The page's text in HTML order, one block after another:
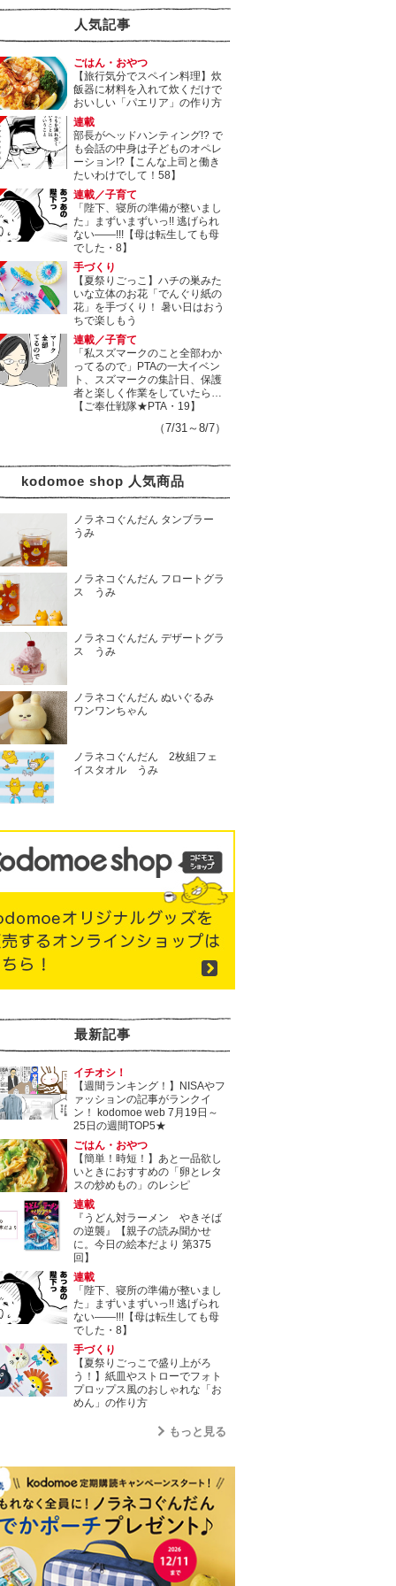
人気記事
ごはん・おやつ
【旅行気分でスペイン料理】炊
飯器に材料を入れて炊くだけで
おいしい「パエリア」の作り方
連載
部長がヘッドハンティング!? で
も会話の中身は子どものオペレ
ーション!?【こんな上司と働き
たいわけでして！58】
連載／子育て
「陛下、寝所の準備が整いまし
た」まずいまずいっ!! 逃げられ
ない――!!!【母は転生しても母
でした・8】
手づくり
【夏祭りごっこ】ハチの巣みた
いな立体のお花「でんぐり紙の
花」を手づくり！ 暑い日はおう
ちで楽しもう
連載／子育て
「私スズマークのこと全部わか
ってるので」PTAの一大イベン
ト、スズマークの集計日、保護
者と楽しく作業をしていたら…
【ご奉仕戦隊★PTA・19】
（7/31～8/7）
kodomoe shop 人気商品
ノラネコぐんだん タンブラー
うみ
ノラネコぐんだん フロートグラ
ス うみ
ノラネコぐんだん デザートグラ
ス うみ
ノラネコぐんだん ぬいぐるみ
ワンワンちゃん
ノラネコぐんだん 2枚組フェ
イスタオル うみ
最新記事
イチオシ！
【週間ランキング！】NISAやフ
ァッションの記事がランクイ
ン！ kodomoe web 7月19日～
25日の週間TOP5★
ごはん・おやつ
【簡単！時短！】あと一品欲し
いときにおすすめの「卵とレタ
スの炒めもの」のレシピ
連載
『うどん対ラーメン やきそば
の逆襲』【親子の読み聞かせ
に。今日の絵本だより 第375
回】
連載
「陛下、寝所の準備が整いまし
た」まずいまずいっ!! 逃げられ
ない――!!!【母は転生しても母
でした・8】
手づくり
【夏祭りごっこで盛り上がろ
う！】紙皿やストローでフォト
プロップス風のおしゃれな「お
めん」の作り方
もっと見る